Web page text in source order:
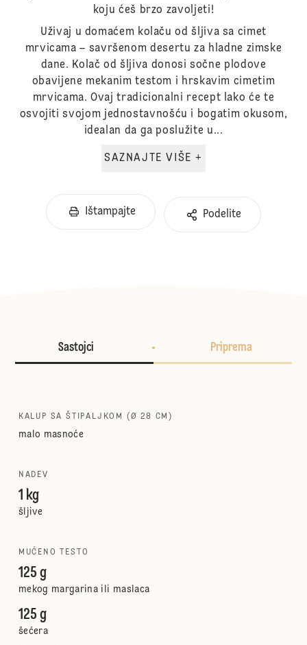
koju ćeš brzo zavoljeti!
Uživaj u domaćem kolaču od šljiva sa cimet
mrvicama – savršenom desertu za hladne zimske
dane. Kolač od šljiva donosi sočne plodove
obavijene mekanim testom i hrskavim cimetim
mrvicama. Ovaj tradicionalni recept lako će te
osvojiti svojom jednostavnošću i bogatim okusom,
idealan da ga poslužite u...
SAZNAJTE VIŠE +
Ištampajte Podelite
Sastojci Priprema
KALUP SA ŠTIPALJKOM (Ø 28 CM)
malo masnoće
NADEV
1 kg
šljive
MUĆENO TESTO
125 g
mekog margarina ili maslaca
125 g
šećera